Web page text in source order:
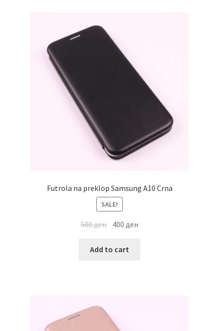
Futrola na preklop Samsung A10 Crna
SALE!
500ден 400 ден
Add to cart